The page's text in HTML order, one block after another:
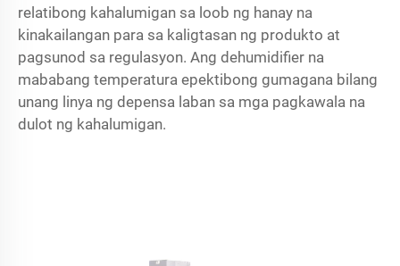
relatibong kahalumigan sa loob ng hanay na
kinakailangan para sa kaligtasan ng produkto at
pagsunod sa regulasyon. Ang dehumidifier na
mababang temperatura epektibong gumagana bilang
unang linya ng depensa laban sa mga pagkawala na
dulot ng kahalumigan.